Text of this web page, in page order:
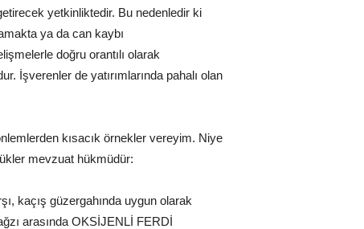
yetkinliktedir. Bu nedenledir ki
ya da can kaybı
doğru orantılı olarak
İşverenler de yatırımlarında pahalı olan
kısacık örnekler vereyim. Niye
mevzuat hükmüdür:
kaçış güzergahında uygun olarak
arasında OKSİJENLİ FERDİ